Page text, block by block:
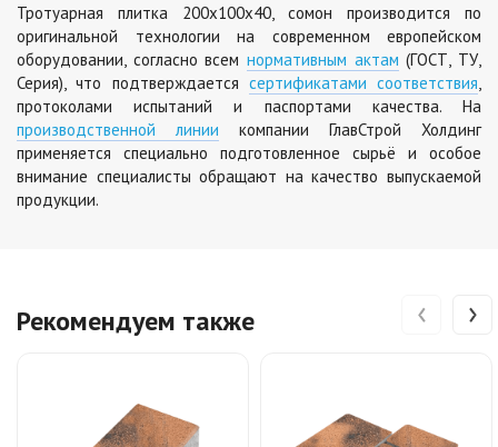
Тротуарная плитка 200х100х40, сомон производится по
оригинальной технологии на современном европейском
оборудовании, согласно всем нормативным актам (ГОСТ, ТУ,
Серия), что подтверждается сертификатами соответствия
протоколами испытаний и паспортами качества. На
производственной линии компании ГлавСтрой Холдинг
применяется специально подготовленное сырьё и особое
внимание специалисты обращают на качество выпускаемой
продукции.
Рекомендуем также ‹ ›